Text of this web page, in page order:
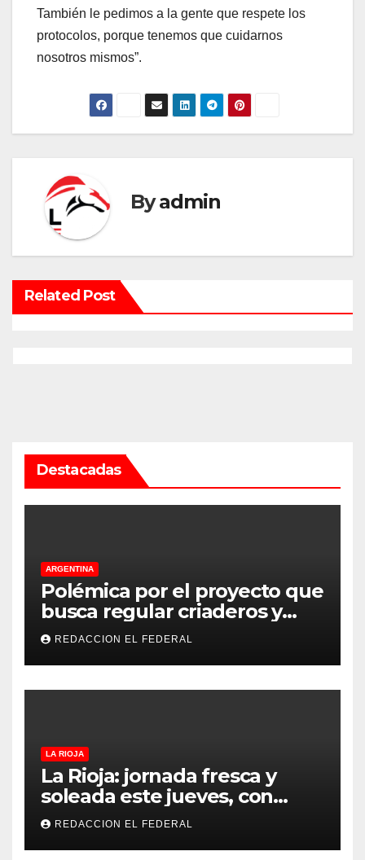
También le pedimos a la gente que respete los
protocolos, porque tenemos que cuidarnos
nosotros mismos”.
Byadmin
Related Post
Destacadas
ARGENTINA
Polémica por el proyecto que
busca regular criaderos y
refugios de perros y gatos:
denuncian excesos, mientras
proteccionistas reclaman
controles más duros
REDACCION EL FEDERAL
LA RIOJA
La Rioja: jornada fresca y
soleada este jueves, con
temperaturas estables para
el viernes
REDACCION EL FEDERAL